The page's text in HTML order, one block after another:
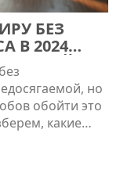
БЕЗ
В 2024
но
обойти это
какие
реальные